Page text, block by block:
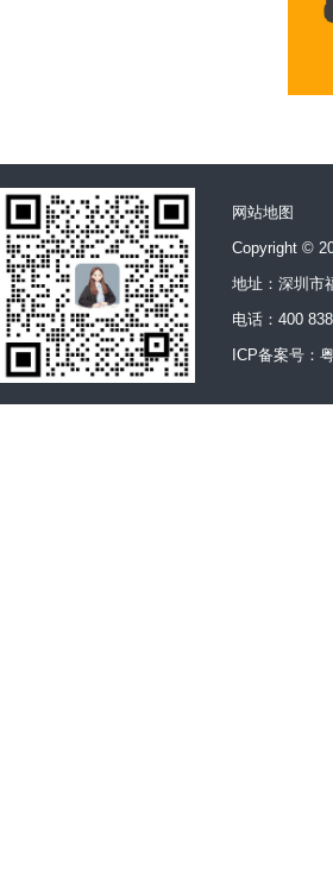
网站地图
Copyright ©
地址：深圳市
电话：400
ICP备案号：